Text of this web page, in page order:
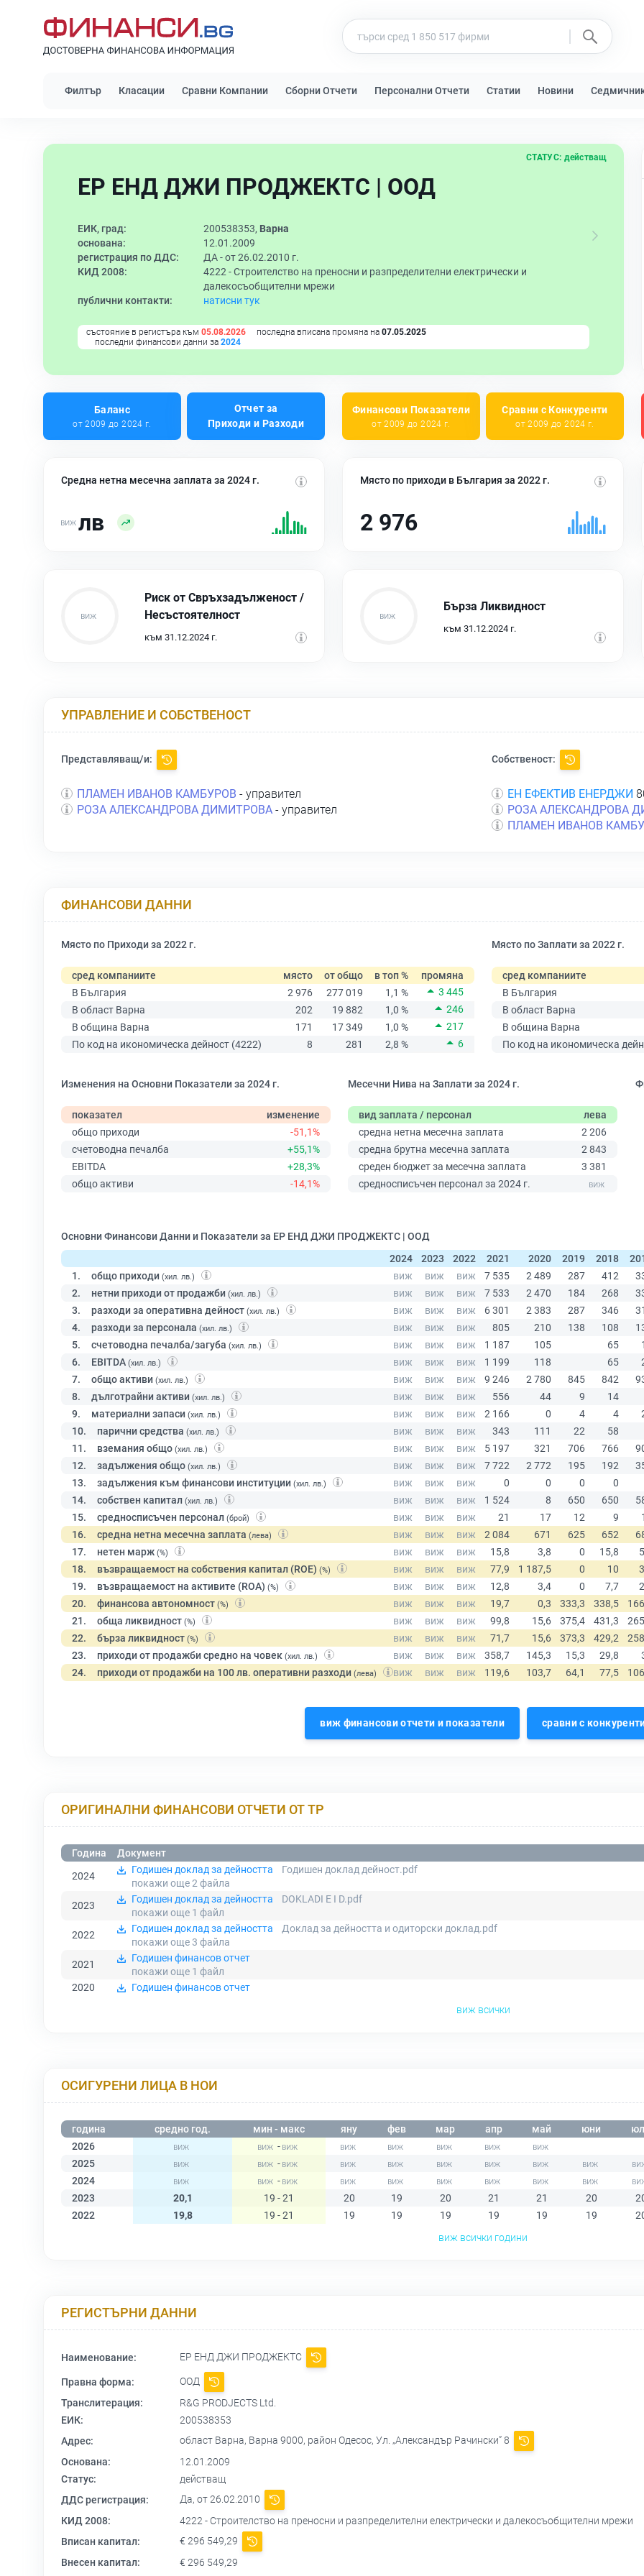
Филтър Класации Сравни Компании Сборни Отчети Персонални Отчети Статии Новини
ЕР ЕНД ДЖИ ПРОДЖЕКТС | ООД
СТАТУС: действащ
ЕИК, град: 200538353, Варна
основана:
12.01.2009
регистрация по ДДС:
ДА - от 26.02.2010 г.
КИД 2008:
4222 -Строителство на преносни и разпределителни електрически и
далекосъобщителни мрежи
публични контакти:
натисни тук
състояние в регистъра към 05.08.2026 последна вписана промяна на 07.05.2025
последни финансови данни за 2024
Баланс
от 2009 до 2024 г.
Отчет за
Приходи и Разходи
Финансови Показатели
от 2009 до 2024 г.
Сравни с Конкуренти
от 2009 до 2024 г.
Средна нетна месечна заплата за 2024 г.
лв
Място по приходи в България за 2022 г.
2 976
Риск от Свръхзадълженост /
Несъстоятелност
към 31.12.2024 г.
Бърза Ликвидност
към 31.12.2024 г.
УПРАВЛЕНИЕ И СОБСТВЕНОСТ
Представляващ/и:
ПЛАМЕН ИВАНОВ КАМБУРОВ - управител
РОЗА АЛЕКСАНДРОВА ДИМИТРОВА - управител
Собственост:
ЕН ЕФЕКТИВ ЕНЕРДЖИ
РОЗА АЛЕКСАНДРОВА
ПЛАМЕН ИВАНОВ
ФИНАНСОВИ ДАННИ
Място по Приходи за 2022 г.
сред компаниите място от общо в топ %
промяна
В България
2 976 277 019 1,1 %
3 445
В област Варна
202 19 882 1,0 %
246
В община Варна
171 17 349 1,0 %
217
По код на икономическа дейност (4222)
8 281 2,8 % 6
Място по Заплати за 2022 г.
сред компаниите
В България
В област Варна
В община Варна
По код на икономическа
Изменения на Основни Показатели за 2024 г.
показател
изменение
общо приходи
-51,1%
счетоводна печалба
+55,1%
EBITDA
+28,3%
общо активи
-14,1%
Месечни Нива на Заплати за 2024 г.
вид заплата / персонал
лева
средна нетна месечна заплата
2 206
средна брутна месечна заплата
2 843
среден бюджет за месечна заплата
3 381
средносписъчен персонал за 2024 г.
Основни Финансови Данни и Показатели за ЕР ЕНД ДЖИ ПРОДЖЕКТС | ООД
2024
2023 2022 2021 2020 2019 2018
1.
общо приходи (хил. лв.)
2. нетни приходи от продажби (хил. лв.)
3. разходи за оперативна дейност (хил. лв.)
4. разходи за персонала (хил. лв.)
5. счетоводна печалба/загуба (хил. лв.)
6. EBITDA (хил. лв.)
7. общо активи (хил. лв.)
8. дълготрайни активи (хил. лв.)
9. материални запаси (хил. лв.)
10. парични средства (хил. лв.)
11. вземания общо (хил. лв.)
12. задължения общо (хил. лв.)
13. задължения към финансови институции (хил. лв.)
14. собствен капитал (хил. лв.)
15. средносписъчен персонал (брой)
16. средна нетна месечна заплата (лева)
17. нетен марж (%)
18. възвращаемост на собствения капитал (ROE) (%)
19. възвращаемост на активите (ROA) (%)
20. финансова автономност (%)
21. обща ликвидност (%)
22. бърза ликвидност (%)
23. приходи от продажби средно на човек (хил. лв.)
24. приходи от продажби на 100 лв. оперативни разходи (лева)
виж финансови отчети и показатели сравни с
ОРИГИНАЛНИ ФИНАНСОВИ ОТЧЕТИ ОТ ТР
Година
Документ
2024
Годишен доклад за дейността
Годишен доклад дейност.pdf
покажи още 2 файла
2023
Годишен доклад за дейността
DOKLADI E I D.pdf
покажи още 1 файл
2022
Годишен доклад за дейността
Доклад за дейността и одиторски доклад.pdf
покажи още 3 файла
2021
Годишен финансов отчет
покажи още 1 файл
2020
Годишен финансов отчет
виж всички
ОСИГУРЕНИ ЛИЦА В НОИ
година средно год. мин - макс яну фев мар апр май юни
2026
-
2025
-
2024
-
2023
20,1 19 - 21 20 19 20 21 21 20
2022
19,8 19 - 21 19 19 19 19 19 19
виж всички години
РЕГИСТЪРНИ ДАННИ
Наименование: ЕР ЕНД ДЖИ ПРОДЖЕКТС
Правна форма:
ООД
Транслитерация:
R&G PRODJECTS Ltd.
ЕИК:
200538353
Адрес:
област Варна, Варна 9000, район Одесос, Ул. „Александър Рачински” 8
Основана:
12.01.2009
Статус:
действащ
ДДС регистрация:
Да, от 26.02.2010
КИД 2008:
4222 - Строителство на преносни и разпределителни електрически и далекосъобщителни мрежи
Вписан капитал:
€ 296 549,29
Внесен капитал:
€ 296 549,29